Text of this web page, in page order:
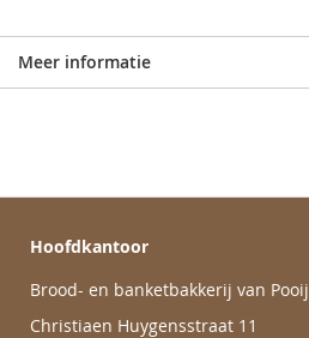
Meer informatie
Hoofdkantoor
Brood- en banketbakkerij van Pooij
Christiaen Huygensstraat 11